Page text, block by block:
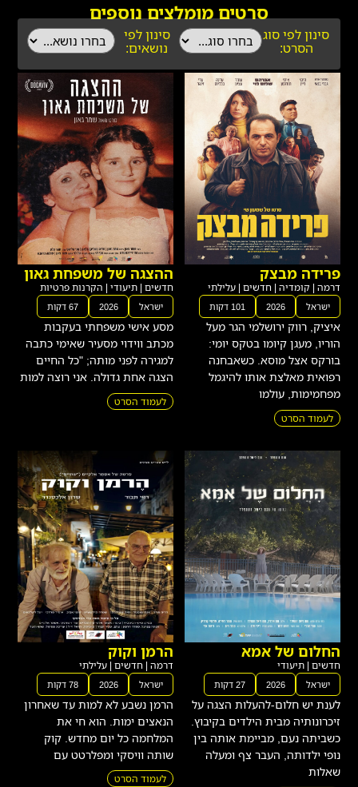
סרטים מומלצים נוספים
סינון לפי
נושאים:
סינון לפי סוג
הסרט:
פרידה מבצק
דרמה | קומדיה | חדשים |עלילתי
ישראל 2026 101 דקות
איציק, רווק ירושלמי הגר מעל
הוריו, מעגן קיומו בטקס יומי:
בורקס אצל מוסא. כשאבחנה
רפואית מאלצת אותו להיגמל
מפחמימות, עולמו
לעמוד הסרט
ההצגה של משפחת גאון
חדשים | תיעודי | הקרנות פרטיות
ישראל 2026 67 דקות
מסע אישי משפחתי בעקבות
מכתב ווידוי מסעיר שאימי כתבה
למגירה לפני מותה; "כל החיים
הצגה אחת גדולה. אני רוצה למות
לעמוד הסרט
החלום של אמא
חדשים |תיעודי
ישראל 2026 27 דקות
לענת יש חלום-להעלות הצגה על
זיכרונותיה מבית הילדים בקיבוץ.
כשביתה נעם, מביימת אותה בין
נופי ילדותה, העבר צף ומעלה
שאלות
הרמן וקוק
דרמה | חדשים | עלילתי
ישראל 2026 78 דקות
הרמן נשבע לא למות עד שאחרון
הנאצים ימות. הוא חי את
המלחמה כל יום מחדש. קוק
שותה וויסקי ומפלרטט עם
לעמוד הסרט